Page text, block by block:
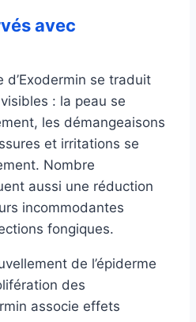
avec
d’Exodermin se traduit
: la peau se
les démangeaisons
et irritations se
Nombre
aussi une réduction
incommodantes
fongiques.
de l’épiderme
des
associe effets